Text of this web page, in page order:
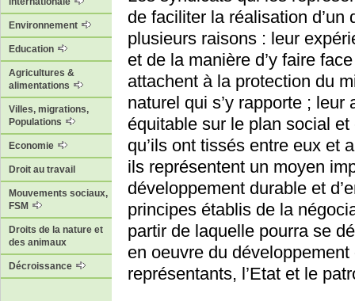
Environnement
Education
Agricultures &
alimentations
Villes, migrations,
Populations
Economie
Droit au travail
Mouvements sociaux,
FSM
Droits de la nature et
des animaux
Décroissance
de faciliter la réalisation
plusieurs raisons : leur
et de la manière d’y faire
attachent à la protection du
naturel qui s’y rapporte ; leur
équitable sur le plan social
qu’ils ont tissés entre eux et
ils représentent un moyen
développement durable et
principes établis de la
partir de laquelle pourra se
en oeuvre du
représentants, l’Etat et le